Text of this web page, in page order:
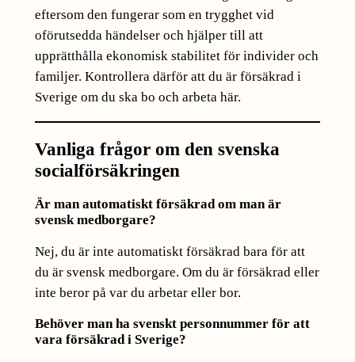
eftersom den fungerar som en trygghet vid
oförutsedda händelser och hjälper till att
upprätthålla ekonomisk stabilitet för individer och
familjer. Kontrollera därför att du är försäkrad i
Sverige om du ska bo och arbeta här.
Vanliga frågor om den svenska
socialförsäkringen
Är man automatiskt försäkrad om man är
svensk medborgare?
Nej, du är inte automatiskt försäkrad bara för att
du är svensk medborgare. Om du är försäkrad eller
inte beror på var du arbetar eller bor.
Behöver man ha svenskt personnummer för att
vara försäkrad i Sverige?